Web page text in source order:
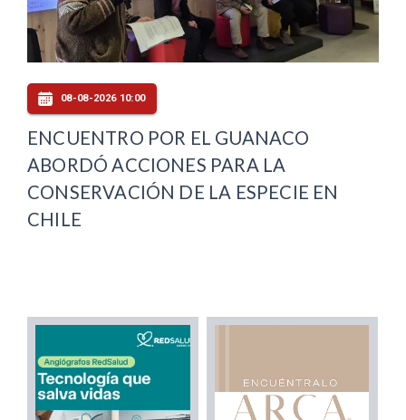
08-08-2026 10:00
ENCUENTRO POR EL GUANACO
ABORDÓ ACCIONES PARA LA
CONSERVACIÓN DE LA ESPECIE EN
CHILE